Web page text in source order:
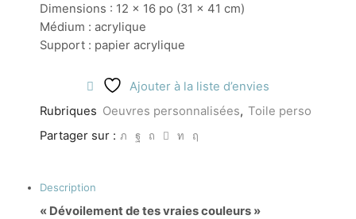
Dimensions : 12 x 16 po (31 x 41 cm)
Médium : acrylique
Support : papier acrylique
Ajouter à la liste d’envies
Rubriques Oeuvres personnalisées, Toile perso
Partager sur :
Description
« Dévoilement de tes vraies couleurs »